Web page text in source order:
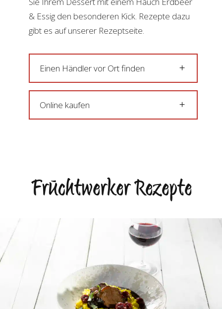
& Essig den besonderen Kick. Rezepte dazu
gibt es auf unserer Rezeptseite.
Einen Händler vor Ort finden
Online kaufen
Fruchtwerker Rezepte
Geschmorte Rinderbäckchen mit Kirschessig
und Risotto Milanese